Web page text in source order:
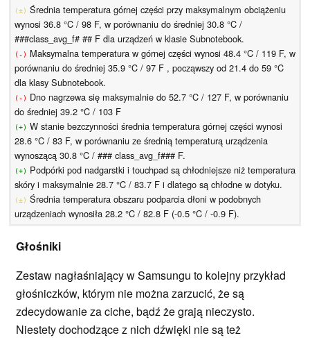
(±) Średnia temperatura górnej części przy maksymalnym obciążeniu
wynosi 36.8 °C / 98 F, w porównaniu do średniej 30.8 °C /
###class_avg_f# ## F dla urządzeń w klasie Subnotebook.
(-) Maksymalna temperatura w górnej części wynosi 48.4 °C / 119 F, w
porównaniu do średniej 35.9 °C / 97 F , począwszy od 21.4 do 59 °C
dla klasy Subnotebook.
(-) Dno nagrzewa się maksymalnie do 52.7 °C / 127 F, w porównaniu
do średniej 39.2 °C / 103 F
(+) W stanie bezczynności średnia temperatura górnej części wynosi
28.6 °C / 83 F, w porównaniu ze średnią temperaturą urządzenia
wynoszącą 30.8 °C / ### class_avg_f### F.
(+) Podpórki pod nadgarstki i touchpad są chłodniejsze niż temperatura
skóry i maksymalnie 28.7 °C / 83.7 F i dlatego są chłodne w dotyku.
(±) Średnia temperatura obszaru podparcia dłoni w podobnych
urządzeniach wynosiła 28.2 °C / 82.8 F (-0.5 °C / -0.9 F).
Głośniki
Zestaw nagłaśniający w Samsungu to kolejny przykład
głośniczków, którym nie można zarzucić, że są
zdecydowanie za ciche, bądź że grają nieczysto.
Niestety dochodzące z nich dźwięki nie są też